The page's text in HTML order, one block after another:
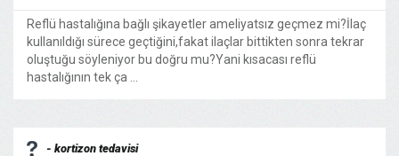
Reflü hastalığına bağlı şikayetler ameliyatsız geçmez mi?İlaç
kullanıldığı sürece geçtiğini,fakat ilaçlar bittikten sonra tekrar
oluştuğu söyleniyor bu doğru mu?Yani kısacası reflü
hastalığının tek ça ...
- kortizon tedavisi